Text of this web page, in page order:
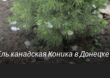
канадская Коника в Донецке